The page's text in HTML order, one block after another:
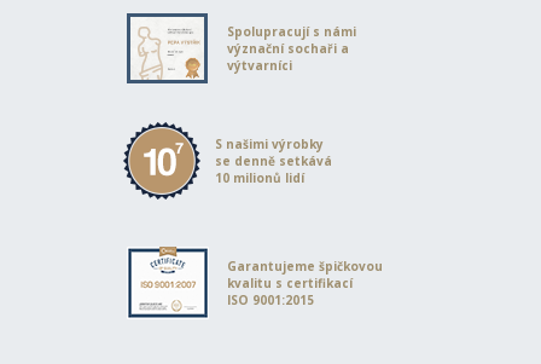
Spolupracují s námi
význační sochaři a
výtvarníci
S našimi výrobky
se denně setkává
10 milionů lidí
Garantujeme špičkovou
kvalitu s certifikací
ISO 9001:2015